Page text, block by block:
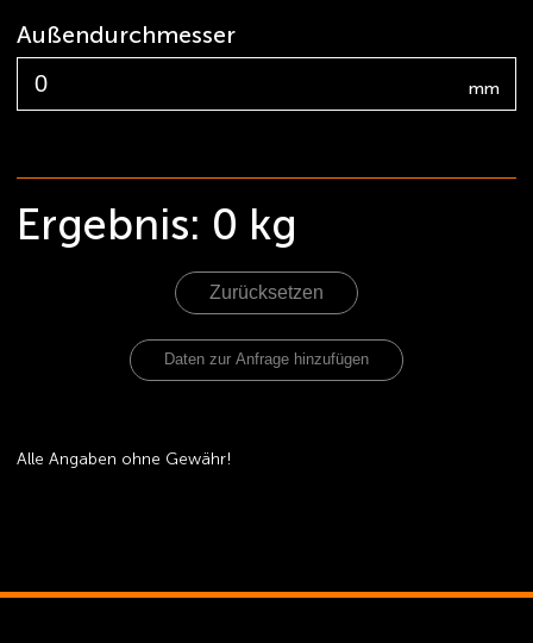
Außendurchmesser
mm
Ergebnis: 0 kg
Zurücksetzen
Alle Angaben ohne Gewähr!